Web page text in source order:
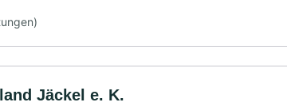
Jäckel e. K.